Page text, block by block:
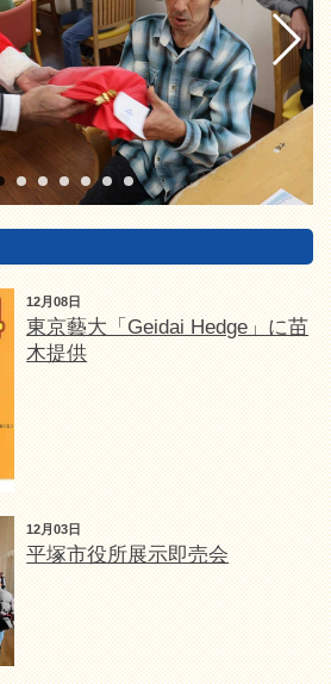
12月08日
東京藝大「Geidai Hedge」に苗
木提供
12月03日
平塚市役所展示即売会